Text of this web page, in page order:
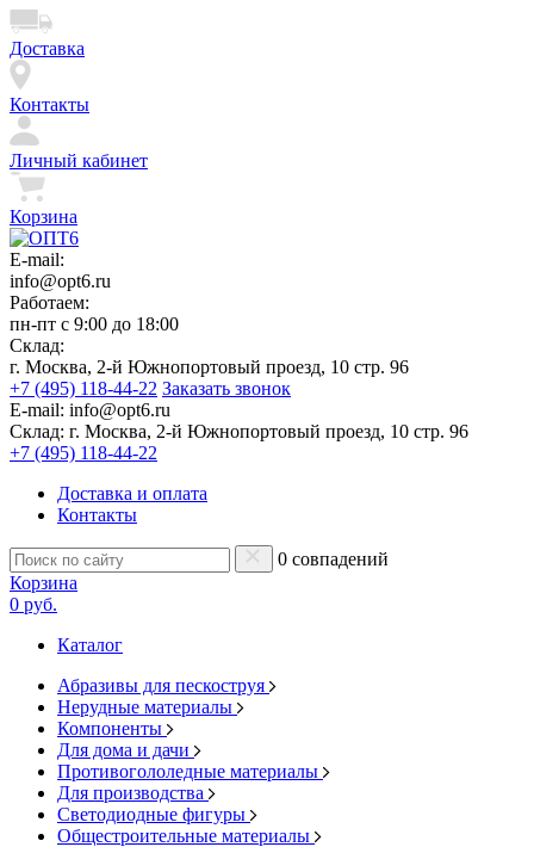
Доставка
Контакты
Личный кабинет
Корзина
E-mail:
info@opt6.ru
Работаем:
пн-пт с 9:00 до 18:00
Склад:
г. Москва, 2-й Южнопортовый проезд, 10 стр. 96
+7 (495) 118-44-22 Заказать звонок
E-mail: info@opt6.ru
Склад: г. Москва, 2-й Южнопортовый проезд, 10 стр. 96
+7 (495) 118-44-22
Доставка и оплата
Контакты
0 совпадений
Корзина
0 руб.
Каталог
Абразивы для пескоструя
Нерудные материалы
Компоненты
Для дома и дачи
Противогололедные материалы
Для производства
Светодиодные фигуры
Общестроительные материалы